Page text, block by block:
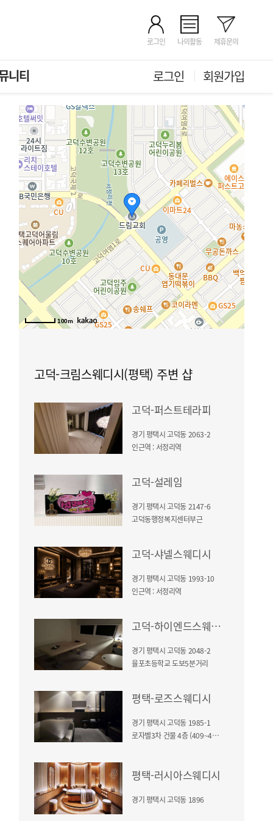
로그인 나의활동 제휴문의
니티 로그인 회원가입
100m
고덕-크림스웨디시(평택) 주변 샵
고덕-퍼스트테라피
경기 평택시 고덕동 2063-2
인근역 : 서정리역
고덕-설레임
경기 평택시 고덕동 2147-6
고덕동행정복지센터부근
고덕-샤넬스웨디시
경기 평택시 고덕동 1993-10
인근역 : 서정리역
고덕-하이엔드스웨디시
경기 평택시 고덕동 2048-2
율포초등학교 도보5분거리
평택-로즈스웨디시
경기 평택시 고덕동 1985-1
로자벨3차 건물 4층 (409~411호)
평택-러시아스웨디시
경기 평택시 고덕동 1896